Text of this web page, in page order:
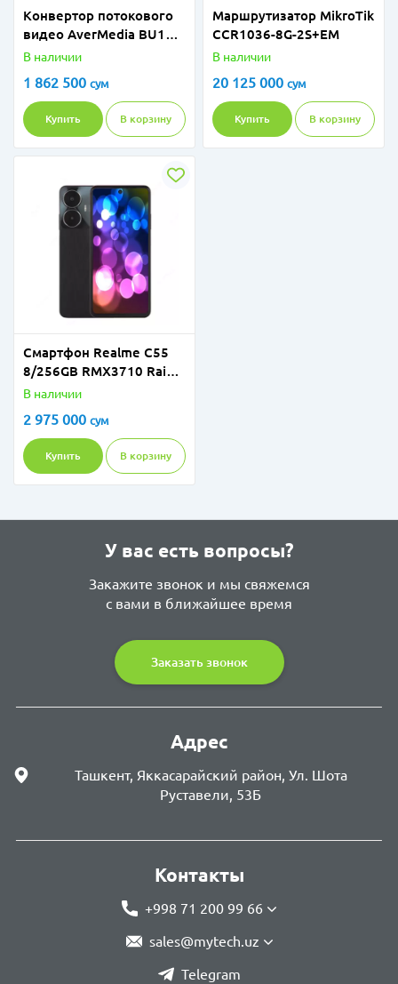
Конвертор потокового
видео AverMedia BU110
ExtremeCap UVC
В наличии
1 862 500 сум
Купить В корзину
Маршрутизатор MikroTik
CCR1036-8G-2S+EM
В наличии
20 125 000 сум
Купить В корзину
Смартфон Realme C55
8/256GB RMX3710 Rainy
Night
В наличии
2 975 000 сум
Купить В корзину
У вас есть вопросы?
Закажите звонок и мы свяжемся
с вами в ближайшее время
Заказать звонок
Адрес
Ташкент, Яккасарайский район, Ул. Шота
Руставели, 53Б
Контакты
+998 71 200 99 66
sales@mytech.uz
Telegram